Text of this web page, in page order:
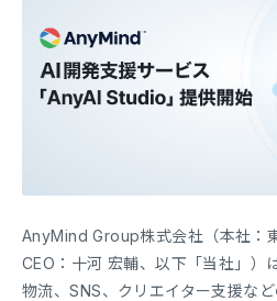
AnyMind Group株式会社（本社：
CEO：十河 宏輔、以下「当社」）
物流、SNS、クリエイター支援な